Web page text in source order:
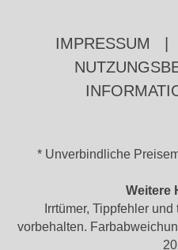
IMPRESSUM
* Unverbindliche
Weitere
Irrtümer, Tippfehler
vorbehalten.